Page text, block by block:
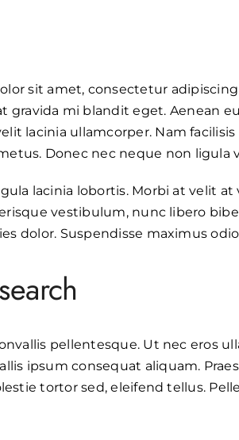
sit amet, consectetur
gravida mi blandit eget. Aenean
lacinia ullamcorper. Nam
Donec nec neque non ligula
lacinia lobortis. Morbi at velit
vestibulum, nunc libero
dolor. Suspendisse maximus
pellentesque. Ut nec eros
ipsum consequat aliquam.
tortor sed, eleifend tellus.